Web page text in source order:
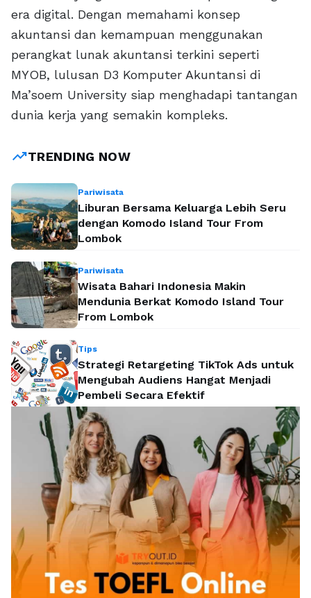
era digital. Dengan memahami konsep
akuntansi dan kemampuan menggunakan
perangkat lunak akuntansi terkini seperti
MYOB, lulusan D3 Komputer Akuntansi di
Ma’soem University siap menghadapi tantangan
dunia kerja yang semakin kompleks.
trending_upTRENDING NOW
Pariwisata
Liburan Bersama Keluarga Lebih Seru
dengan Komodo Island Tour From
Lombok
Pariwisata
Wisata Bahari Indonesia Makin
Mendunia Berkat Komodo Island Tour
From Lombok
Tips
Strategi Retargeting TikTok Ads untuk
Mengubah Audiens Hangat Menjadi
Pembeli Secara Efektif